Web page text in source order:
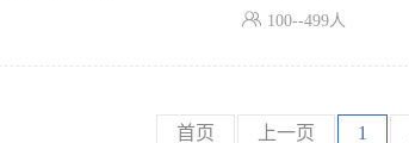
 100--499人
首页 上一页 1